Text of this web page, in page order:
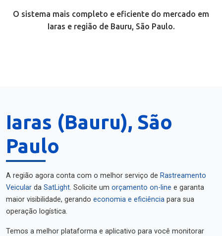
O sistema mais completo e eficiente do mercado em
Iaras e região de Bauru, São Paulo.
Iaras (Bauru), São
Paulo
A região agora conta com o melhor serviço de Rastreamento
Veicular da SatLight. Solicite um orçamento on-line e garanta
maior visibilidade, gerando economia e eficiência para sua
operação logística.
Temos a melhor plataforma e aplicativo para você monitorar